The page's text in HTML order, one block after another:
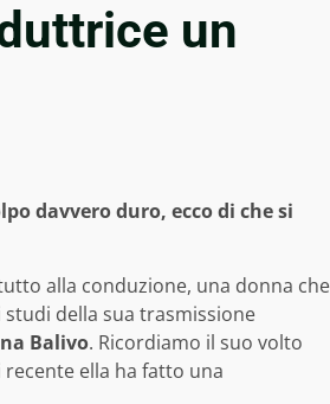
un
davvero duro, ecco di che si
alla conduzione, una donna che
della sua trasmissione
Balivo. Ricordiamo il suo volto
ella ha fatto una